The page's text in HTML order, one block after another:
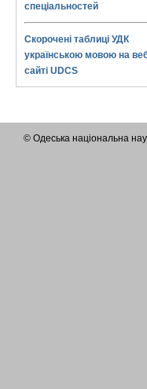
спеціальностей
Скорочені таблиці УДК
українською мовою на
сайті UDCS
© Одеська національна